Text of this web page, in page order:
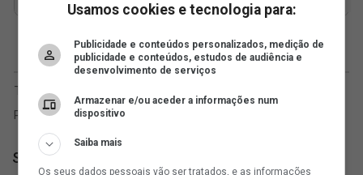
SuperVasco
Usamos cookies e tecnologia para:
Publicidade e conteúdos personalizados, medição de
publicidade e conteúdos, estudos de audiência e
desenvolvimento de serviços
Armazenar e/ou aceder a informações num
dispositivo
Saiba mais
Os seus dados pessoais vão ser tratados, e as informações